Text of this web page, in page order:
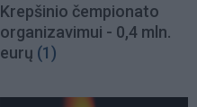
Krepšinio čempionato
organizavimui - 0,4 mln.
eurų (1)